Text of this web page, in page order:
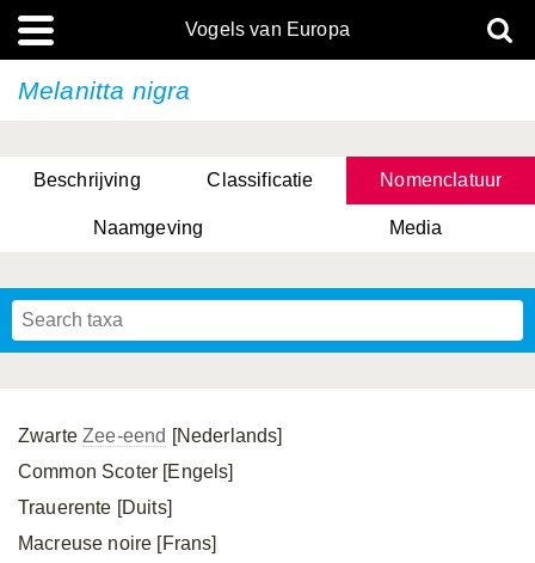
Vogels van Europa
Melanitta nigra
Beschrijving Classificatie Nomenclatuur
Naamgeving Media
ZwarteZee-eend [Nederlands]
Common Scoter [Engels]
Trauerente [Duits]
Macreuse noire [Frans]